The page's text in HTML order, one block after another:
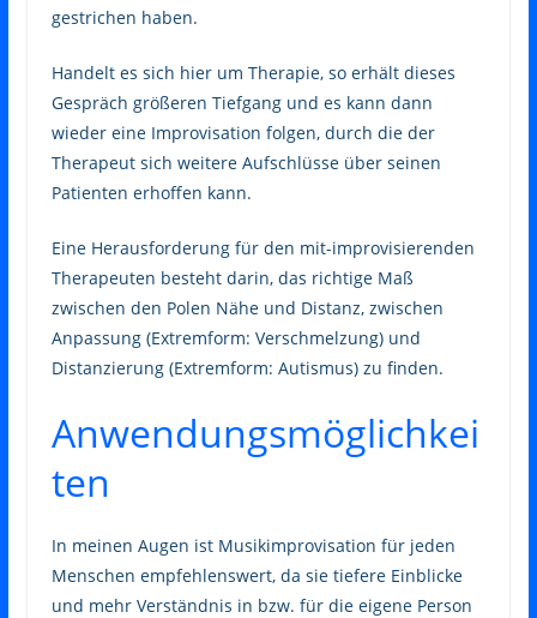
gestrichen haben.
Handelt es sich hier um Therapie, so erhält dieses
Gespräch größeren Tiefgang und es kann dann
wieder eine Improvisation folgen, durch die der
Therapeut sich weitere Aufschlüsse über seinen
Patienten erhoffen kann.
Eine Herausforderung für den mit-improvisierenden
Therapeuten besteht darin, das richtige Maß
zwischen den Polen Nähe und Distanz, zwischen
Anpassung (Extremform: Verschmelzung) und
Distanzierung (Extremform: Autismus) zu finden.
Anwendungsmöglichkei
ten
In meinen Augen ist Musikimprovisation für jeden
Menschen empfehlenswert, da sie tiefere Einblicke
und mehr Verständnis in bzw. für die eigene Person